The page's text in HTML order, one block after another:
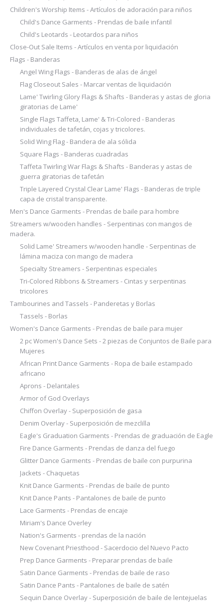
Children's Worship Items - Artículos de adoración para niños
Child's Dance Garments - Prendas de baile infantil
Child's Leotards - Leotardos para niños
Close-Out Sale Items - Artículos en venta por liquidación
Flags - Banderas
Angel Wing Flags - Banderas de alas de ángel
Flag Closeout Sales - Marcar ventas de liquidación
Lame' Twirling Glory Flags & Shafts - Banderas y astas de gloria
giratorias de Lame'
Single Flags Taffeta, Lame' & Tri-Colored - Banderas
individuales de tafetán, cojas y tricolores.
Solid Wing Flag - Bandera de ala sólida
Square Flags - Banderas cuadradas
Taffeta Twirling War Flags & Shafts - Banderas y astas de
guerra giratorias de tafetán
Triple Layered Crystal Clear Lame' Flags - Banderas de triple
capa de cristal transparente.
Men's Dance Garments - Prendas de baile para hombre
Streamers w/wooden handles - Serpentinas con mangos de
madera.
Solid Lame' Streamers w/wooden handle - Serpentinas de
lámina maciza con mango de madera
Specialty Streamers - Serpentinas especiales
Tri-Colored Ribbons & Streamers - Cintas y serpentinas
tricolores
Tambourines and Tassels - Panderetas y Borlas
Tassels - Borlas
Women's Dance Garments - Prendas de baile para mujer
2 pc Women's Dance Sets - 2 piezas de Conjuntos de Baile para
Mujeres
African Print Dance Garments - Ropa de baile estampado
africano
Aprons - Delantales
Armor of God Overlays
Chiffon Overlay - Superposición de gasa
Denim Overlay - Superposición de mezclilla
Eagle's Graduation Garments - Prendas de graduación de Eagle
Fire Dance Garments - Prendas de danza del fuego
Glitter Dance Garments - Prendas de baile con purpurina
Jackets - Chaquetas
Knit Dance Garments - Prendas de baile de punto
Knit Dance Pants - Pantalones de baile de punto
Lace Garments - Prendas de encaje
Miriam's Dance Overley
Nation's Garments - prendas de la nación
New Covenant Priesthood - Sacerdocio del Nuevo Pacto
Prep Dance Garments - Preparar prendas de baile
Satin Dance Garments - Prendas de baile de raso
Satin Dance Pants - Pantalones de baile de satén
Sequin Dance Overlay - Superposición de baile de lentejuelas